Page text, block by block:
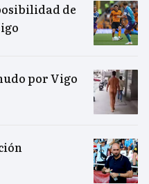
de
por Vigo